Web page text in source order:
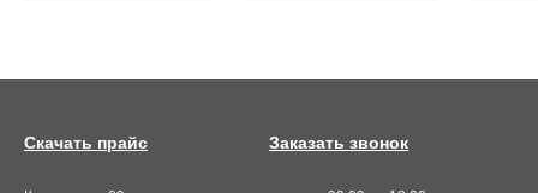
Заказать звонок
Скачать прайс